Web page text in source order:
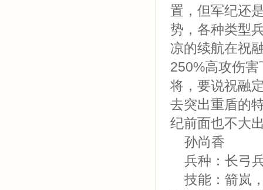
置，但军纪还
势，各种类型
凉的续航在祝
250%高攻伤
将，要说祝融
去突出重盾的
纪前面也不大
孙尚香
兵种：长弓
技能：箭岚